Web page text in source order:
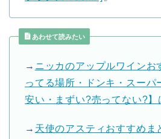
あわせて読みたい
→ ニッカのアップルワインお
ってる場所・ドンキ・スーパ
安い・まずい?売ってない?】
→ 天使のアスティおすすめま